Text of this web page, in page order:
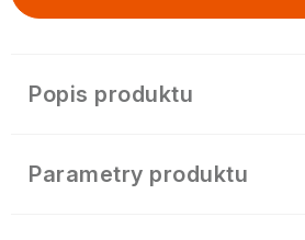
Popis produktu
Parametry produktu